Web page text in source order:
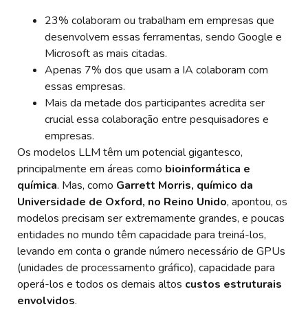
23% colaboram ou trabalham em empresas que
desenvolvem essas ferramentas, sendo Google e
Microsoft as mais citadas.
Apenas 7% dos que usam a IA colaboram com
essas empresas.
Mais da metade dos participantes acredita ser
crucial essa colaboração entre pesquisadores e
empresas.
Os modelos LLM têm um potencial gigantesco,
principalmente em áreas como bioinformática e
química. Mas, como Garrett Morris, químico da
Universidade de Oxford, no Reino Unido, apontou, os
modelos precisam ser extremamente grandes, e poucas
entidades no mundo têm capacidade para treiná-los,
levando em conta o grande número necessário de GPUs
(unidades de processamento gráfico), capacidade para
operá-los e todos os demais altos custos estruturais
envolvidos.